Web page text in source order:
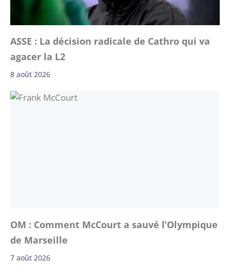
ASSE : La décision radicale de Cathro qui va
agacer la L2
8 août 2026
OM : Comment McCourt a sauvé l’Olympique
de Marseille
7 août 2026